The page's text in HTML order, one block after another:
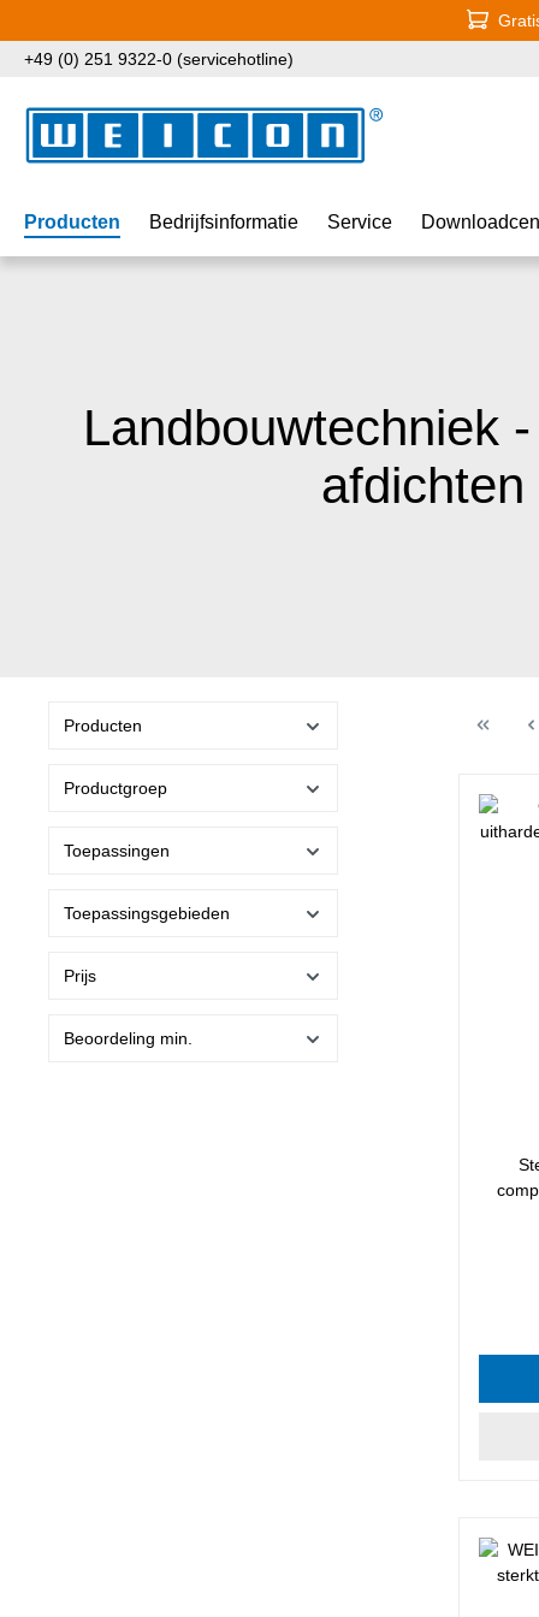
+49 (0) 251 9322-0 (servicehotline)
Producten Bedrijfsinformatie Service
Landbouwtechniek
afdichten
Producten
Productgroep
Toepassingen
Toepassingsgebieden
Prijs
Beoordeling min.